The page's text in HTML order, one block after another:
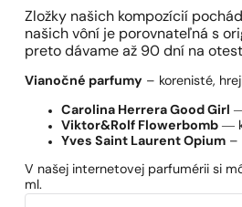
Zložky našich kompozícií
našich vôní je porovnateľná s
preto dávame až 90 dní na
Vianočné parfumy – korenisté,
Carolina Herrera Good Girl
Viktor&Rolf Flowerbomb ―
Yves Saint Laurent Opium –
V našej internetovej parfumérii si
ml.